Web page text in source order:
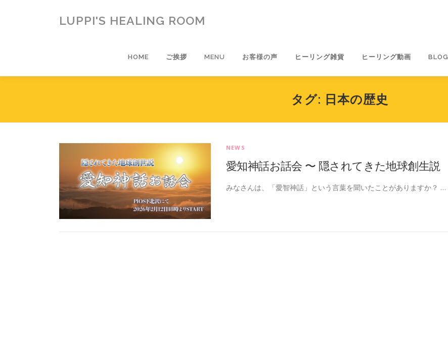
ス
LUPPI'S HEALING ROOM
HOME ご挨拶 MENU お客様の声 ヒーリング雑貨 ヒーリング動画 BLOG
タグ: 日本の歴史
NEWS
愛知神話お話会 〜 隠されてきた地球創生説
みなさんは、「愛智神話」という言葉を聞いたことがありますか？ …